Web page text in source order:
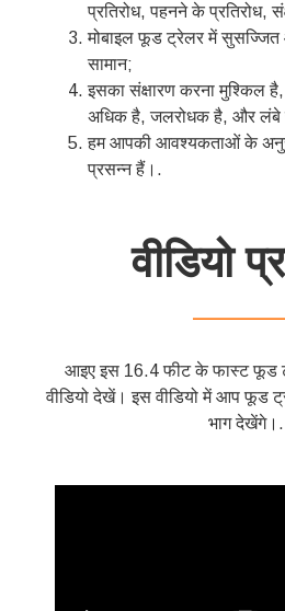
प्रतिरोध, पहनने के प्रतिरोध,
मोबाइल फूड ट्रेलर में
सामान;
इसका संक्षारण करना मुश्किल है,
अधिक है, जलरोधक है, और लंबे
हम आपकी आवश्यकताओं के
प्रसन्न हैं।.
वीडियो
आइए इस 16.4 फीट के फास्ट फूड
वीडियो देखें। इस वीडियो में आप फूड
भाग देखेंगे।.